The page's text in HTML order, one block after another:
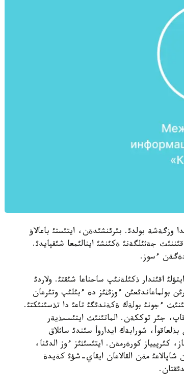
بولدئ. بئرئنشئدةن، ايتئستئ باعالاؤ
جةثئلگةنئ ةكئنشئ اينالئمعا شئقپايدئ.
دةگةن ءسوز.
اقئندار ذكئلةنئپ ساحناعا شئقتئ. ولاردئ
بولماعاندئعئن ءوزئثئز دة ءبئلئپ وتئرعان
ءجونئ بولةك ةكةندئگئ تاعئ دا تذسئنئكتئ.
جئر توككةن. الماتئنئث ايتئسسذيةر
شورابةك ايداروأ سئندئ ساثلاق
كئرپيياز كورةرمةن. ايتئسئثئز ءوز الدئنا،
مةن القالاعان ايقاي-شؤئ كةيدة